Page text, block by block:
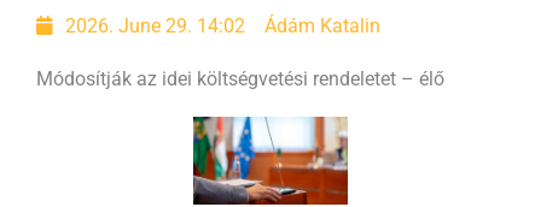
2026. June 29. 14:02 Ádám Katalin
Módosítják az idei költségvetési rendeletet – élő